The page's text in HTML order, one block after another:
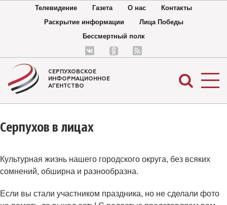
Телевидение Газета О нас
Контакты
Раскрытие информации
Лица Победы
Бессмертный полк
СЕРПУХОВСКОЕ
ИНФОРМАЦИОННОЕ
АГЕНТСТВО
Серпухов в лицах
Культурная жизнь нашего городского округа, без всяких
сомнений, обширна и разнообразна.
Если вы стали участником праздника, но не сделали фото